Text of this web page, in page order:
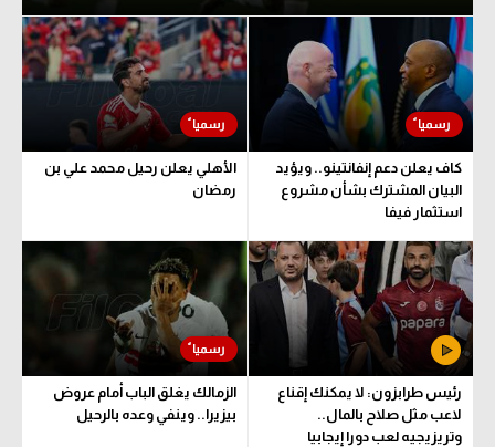
كاف يعلن دعم إنفانتينو.. ويؤيد
البيان المشترك بشأن مشروع
استثمار فيفا
الأهلي يعلن رحيل محمد علي بن
رمضان
رئيس طرابزون: لا يمكنك إقناع
لاعب مثل صلاح بالمال..
وتريزيجيه لعب دورا إيجابيا
الزمالك يغلق الباب أمام عروض
بيزيرا.. وينفي وعده بالرحيل